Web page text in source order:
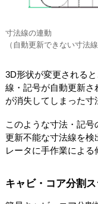
寸法線の連動
（自動更新できない寸法
3D形状が変更される
線・記号が自動更新さ
が消失してしまった寸
このような寸法・記
更新不能な寸法線を
レータに手作業による
キャビ・コア分割